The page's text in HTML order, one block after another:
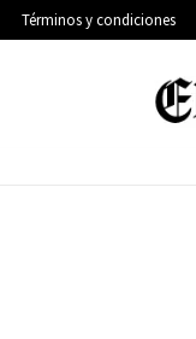
Términos y condiciones